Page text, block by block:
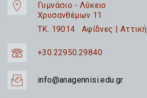
Γυμνάσιο - Λύκειο
Χρυσανθέμων 11
TK. 19014 Αφίδνες |
+30.22950.29840
info@anagennisi.edu.gr